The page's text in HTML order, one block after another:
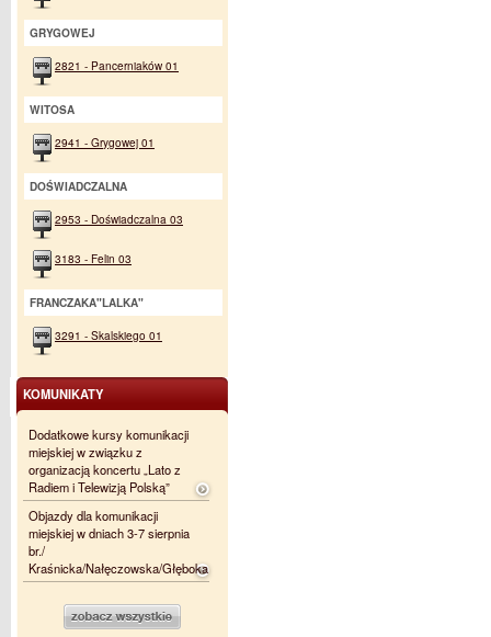
GRYGOWEJ
2821 - Pancerniaków 01
WITOSA
2941 - Grygowej 01
DOŚWIADCZALNA
2953 - Doświadczalna 03
3183 - Felin 03
FRANCZAKA"LALKA"
3291 - Skalskiego 01
KOMUNIKATY
Dodatkowe kursy komunikacji
miejskiej w związku z
organizacją koncertu „Lato z
Radiem i Telewizją Polską”
Objazdy dla komunikacji
miejskiej w dniach 3-7 sierpnia
br./
Kraśnicka/Nałęczowska/Głęboka